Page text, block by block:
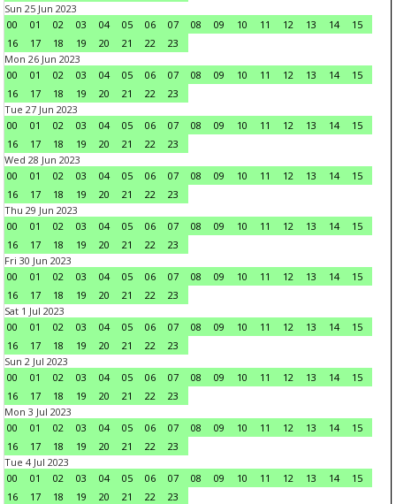
Sun 25 Jun 2023
00
01 02 03 04 05 06 07 08 09 10 11 12 13 14
15
16
17 18 19 20 21 22
23
Mon 26 Jun 2023
00
01 02 03 04 05 06 07 08 09 10 11 12 13 14
15
16
17 18 19 20 21 22
23
Tue 27 Jun 2023
00
01 02 03 04 05 06 07 08 09 10 11 12 13 14
15
16
17 18 19 20 21 22
23
Wed 28 Jun 2023
00
01 02 03 04 05 06 07 08 09 10 11 12 13 14
15
16
17 18 19 20 21 22
23
Thu 29 Jun 2023
00
01 02 03 04 05 06 07 08 09 10 11 12 13 14
15
16
17 18 19 20 21 22
23
Fri 30 Jun 2023
00
01 02 03 04 05 06 07 08 09 10 11 12 13 14
15
16
17 18 19 20 21 22
23
Sat 1 Jul 2023
00
01 02 03 04 05 06 07 08 09 10 11 12 13 14
15
16
17 18 19 20 21 22
23
Sun 2 Jul 2023
00
01 02 03 04 05 06 07 08 09 10 11 12 13 14
15
16
17 18 19 20 21 22
23
Mon 3 Jul 2023
00
01 02 03 04 05 06 07 08 09 10 11 12 13 14
15
16
17 18 19 20 21 22
23
Tue 4 Jul 2023
00
01 02 03 04 05 06 07 08 09 10 11 12 13 14
15
16
17 18 19 20 21 22
23